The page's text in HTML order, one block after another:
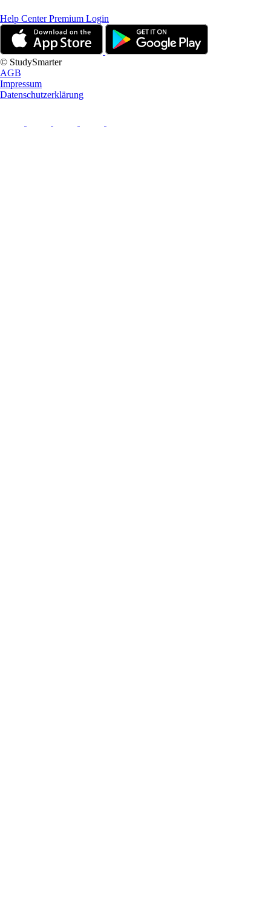
Help CenterPremium Login
© StudySmarter
AGB
Impressum
Datenschutzerklärung